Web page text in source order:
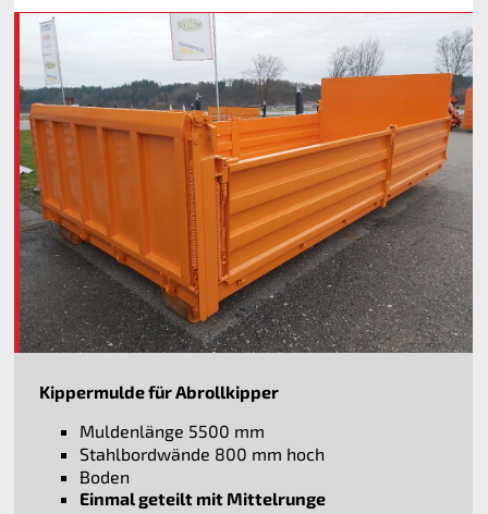
Kippermulde für Abrollkipper
Muldenlänge 5500 mm
Stahlbordwände 800 mm hoch
Boden
Einmal geteilt mit Mittelrunge